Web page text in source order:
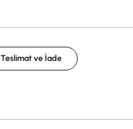
Teslimat ve İade